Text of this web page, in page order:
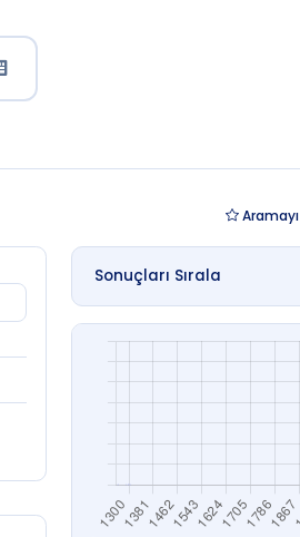
Aramayı
Sonuçları Sırala
Yayın Tarihi (Eski - Yeni)
Yayın Tarihi (Yeni - Eski)
Eser Adı (Z'den A'ya)
Yazar Adı (A'dan Z'ye)
Sayfa Sayısı (Çok - Az)
Sayfa Sayısı (Az - Çok)